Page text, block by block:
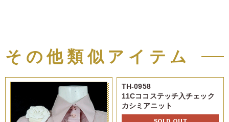
その他類似アイテム
TH-0958
11Cココステッチ入チェック
カシミアニット